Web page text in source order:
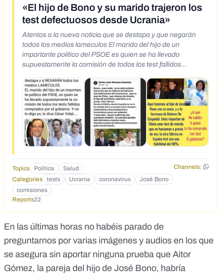
«El hijo de Bono y su marido trajeron los
test defectuosos desde Ucrania»
Atentos a la nueva noticia que se destapa y que negarán
todos los medios lameculos El marido del hijo de un
importante político del PSOE es quien se ha llevado
supuestamente la comisión de todos los test fallidos
Vidal...
Topics Política Salud
Channels:
Categories
tests Ucrania coronavirus
José Bono
comisiones
Reports22
En las últimas horas no habéis parado de
preguntarnos por varias imágenes y audios en los que
se asegura sin aportar ninguna prueba que Aitor
Gómez, la pareja del hijo de José Bono, habría